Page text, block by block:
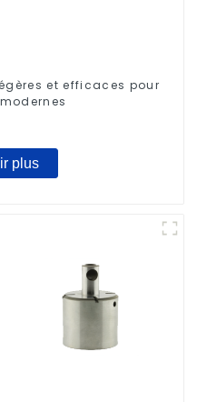
et efficaces pour
plus